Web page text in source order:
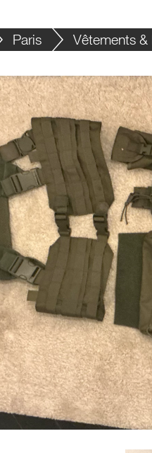
Paris Vêtements